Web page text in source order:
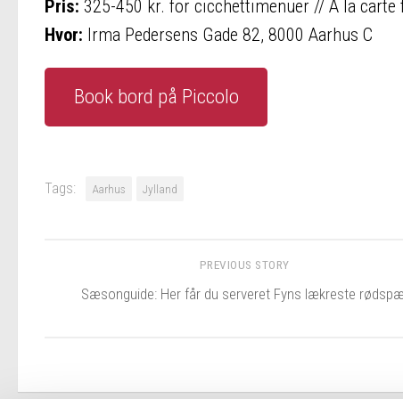
Pris: 325-450 kr. for cicchettimenuer // A la carte
Hvor: Irma Pedersens Gade 82, 8000 Aarhus C
Book bord på Piccolo
Tags: Aarhus Jylland
PREVIOUS STORY
Sæsonguide: Her får du serveret Fyns lækreste